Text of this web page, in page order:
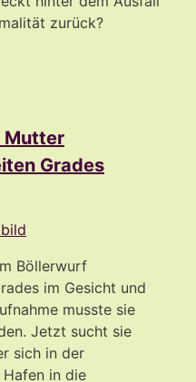
zurück?
Mutter
Grades
Böllerwurf
im Gesicht und
musste sie
Jetzt sucht sie
sich in der
Hafen in die